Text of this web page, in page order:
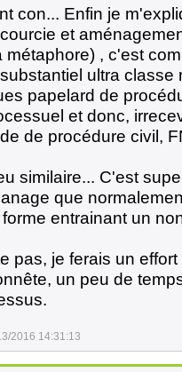
con... Enfin je
et
métaphore) , c'est
ultra
papelard de
et donc,
de procédure civil,
similaire... C'est
que
entrainant un
pas, je ferais un
un peu de
2016 14:31:13